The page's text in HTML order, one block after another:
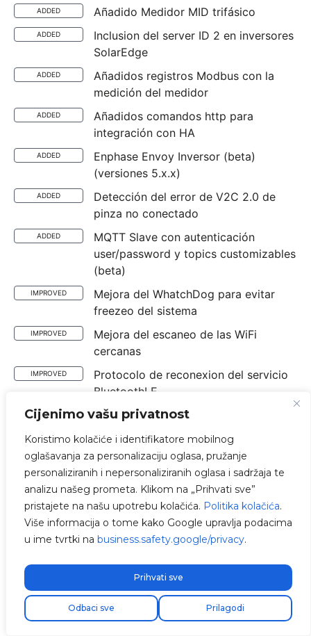
Cijenimo vašu privatnost
Koristimo kolačiće i identifikatore mobilnog
oglašavanja za personalizaciju oglasa, pružanje
personaliziranih i nepersonaliziranih oglasa i sadržaja te
analizu našeg prometa. Klikom na „Prihvati sve”
pristajete na našu upotrebu kolačića. Politika kolačića.
Više informacija o tome kako Google upravlja podacima
u ime tvrtki na business.safety.google/privacy.
Prilagodi
Odbaci sve
Prihvati sve
ADDED Añadido Medidor MID trifásico
ADDED
Inclusion del server ID 2 en inversores
SolarEdge
ADDED
Añadidos registros Modbus con la
medición del medidor
ADDED
Añadidos comandos http para
integración con HA
ADDED
Enphase Envoy Inversor (beta)
(versiones 5.x.x)
ADDED
Detección del error de V2C 2.0 de
pinza no conectado
ADDED
MQTT Slave con autenticación
user/password y topics customizables
(beta)
IMPROVED
Mejora del WhatchDog para evitar
freezeo del sistema
IMPROVED
Mejora del escaneo de las WiFi
cercanas
IMPROVED
Protocolo de reconexion del servicio
BluetoothLE
IMPROVED
Optimización WiFi IRAM y afinidad
con la tarea de Azure
IMPROVED
Protocolo de reconexión con ausencia
de WiFi
IMPROVED El restablecimiento de fabrica
IMPROVED
El código de errores e interfaz de los
LEDs
y vertido 0
IMPROVED
Reducción en el tiempo de corte por
control dinámico a 1 min